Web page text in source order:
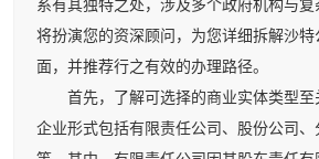
系有其独特之处，涉及多个政府机构与
将扮演您的资深顾问，为您详细拆解沙
面，并推荐行之有效的办理路径。
首先，了解可选择的商业实体类型至
企业形式包括有限责任公司、股份公司